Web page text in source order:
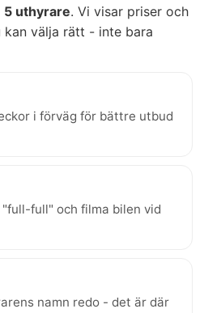
5 uthyrare. Vi visar priser och
välja rätt - inte bara
i förväg för bättre utbud
full" och filma bilen vid
namn redo - det är där